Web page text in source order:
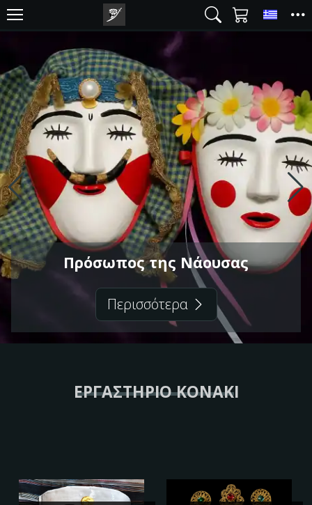
Πρόσωπος της Νάουσας
Περισσότερα
ΕΡΓΑΣΤΉΡΙΟ ΚΟΝΆΚΙ